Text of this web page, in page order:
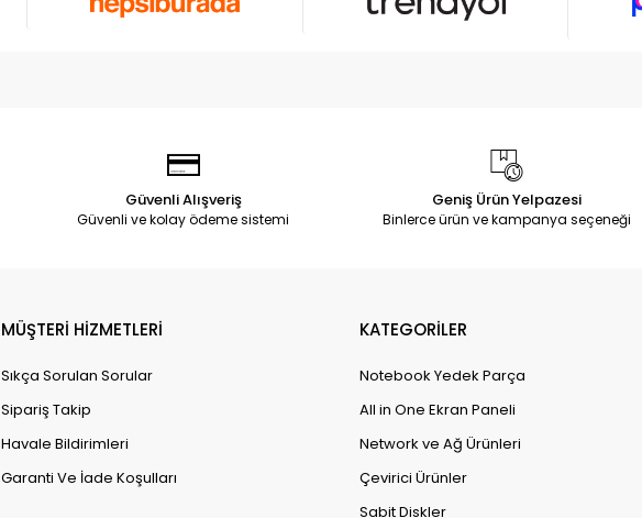
Güvenli Alışveriş
Güvenli ve kolay ödeme sistemi
Geniş Ürün Yelpazesi
Binlerce ürün ve kampanya seçeneği
MÜŞTERİ HİZMETLERİ
Sıkça Sorulan Sorular
Sipariş Takip
Havale Bildirimleri
Garanti Ve İade Koşulları
KATEGORİLER
Notebook Yedek Parça
All in One Ekran Paneli
Network ve Ağ Ürünleri
Çevirici Ürünler
Sabit Diskler